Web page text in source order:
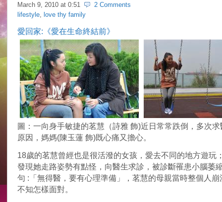
March 9, 2010 at 0:51
2 Comments
lifestyle, love thy family
愛回家:《愛在生命終結前》
圖：一向身手敏捷的茗慧（詩雅 飾)近日常常跌倒，多次
原因，媽媽(陳玉蓮 飾)既心痛又擔心。
18歲的茗慧曾經也是很活潑的女孩，愛去不同的地方遊玩
發現她走路姿勢有點怪，向醫生求診，被診斷罹患小腦萎
句 :「無得醫，要有心理準備」，茗慧的母親當時整個人崩
不知怎樣面對。